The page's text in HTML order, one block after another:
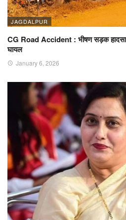
JAGDALPUR
CG Road Accident : भीषण सड़क हादसा,
घायल
January 6, 2026